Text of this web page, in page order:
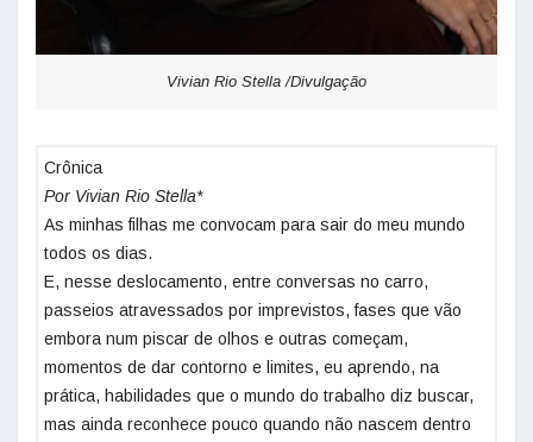
Vivian Rio Stella /Divulgação
Crônica
Por Vivian Rio Stella*
As minhas filhas me convocam para sair do meu mundo
todos os dias.
E, nesse deslocamento, entre conversas no carro,
passeios atravessados por imprevistos, fases que vão
embora num piscar de olhos e outras começam,
momentos de dar contorno e limites, eu aprendo, na
prática, habilidades que o mundo do trabalho diz buscar,
mas ainda reconhece pouco quando não nascem dentro